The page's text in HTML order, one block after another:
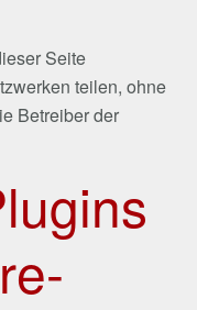
Seite
teilen, ohne
Betreiber der